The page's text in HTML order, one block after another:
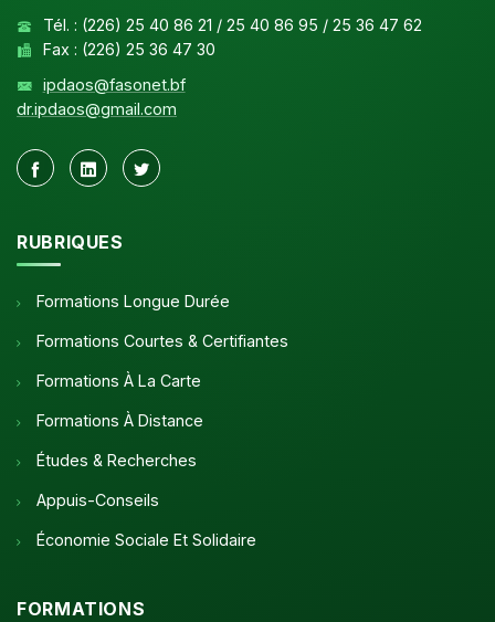
Tél. : (226) 25 40 86 21 / 25 40 86 95 / 25 36 47 62
Fax : (226) 25 36 47 30
ipdaos@fasonet.bf
dr.ipdaos@gmail.com
RUBRIQUES
Formations Longue Durée
Formations Courtes & Certifiantes
Formations À La Carte
Formations À Distance
Études & Recherches
Appuis-Conseils
Économie Sociale Et Solidaire
FORMATIONS